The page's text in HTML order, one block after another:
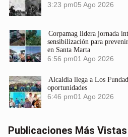
3:23 pm05 Ago 2026
Corpamag lidera jornada
sensibilización para
en Santa Marta
6:56 pm01 Ago 2026
Alcaldía llega a Los
oportunidades
6:46 pm01 Ago 2026
Publicaciones Más Vistas